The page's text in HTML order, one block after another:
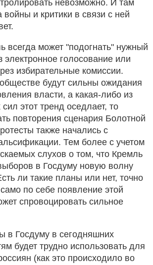
невозможно. И там
войны и критики в связи с ней
всегда может "подогнать" нужный
электронное голосование или
избирательные комиссии.
будут сильны ожидания
власти, а какая-либо из
этот тренд оседлает, то
повторения сценария Болотной
также начались с
Тем более с учетом
слухов о том, что Кремль
в Госдуму новую волну
ли такие планы или нет, точно
по себе появление этой
спровоцировать сильное
в Госдуму в сегодняшних
будет трудно использовать для
(как это происходило во